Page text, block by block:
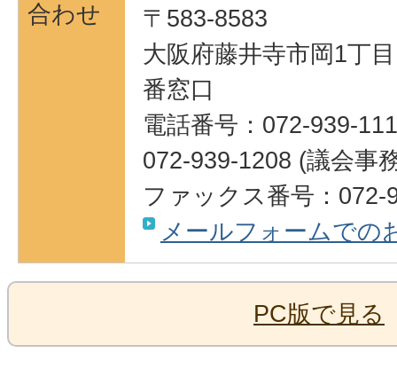
合わせ
〒583-8583
大阪府藤井寺市岡1丁
番窓口
電話番号：072-939-
072-939-1208 (議会事
ファックス番号：072-
メールフォームでの
PC版で見る